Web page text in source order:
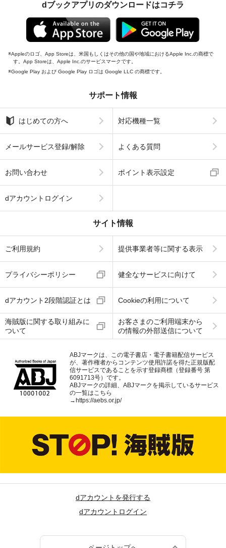
dブックアプリのダウンロードはコチラ
Appleのロゴ、App Storeは、米国もしくはその他の国や地域におけるApple Inc.の商標で
す。App Storeは、Apple Inc.のサービスマークです。
Google Play および Google Play ロゴは Google LLC の商標です。
サポート情報
はじめての方へ 対応機種一覧
メールサービス登録/解除 よくある質問
お問い合わせ ポイント表示設定
dアカウントログイン
サイト情報
ご利用規約 提供事業者等に関する表示
プライバシーポリシー 健全なサービスに向けて
dアカウント2段階認証とは Cookieの利用について
海賊版に関する取り組みに
ついて
お客さまのご利用端末から
の情報の外部送信について
ABJマークは、この電子書店・電子書籍配信サービス
が、著作権者からコンテンツ使用許諾を得た正規版配
信サービスであることを示す登録商標（登録番号 第
6091713号）です。
ABJマークの詳細、ABJマークを掲示しているサービス
の一覧はこちら
→ https://aebs.or.jp/
dアカウントを発行する
dアカウントログイン